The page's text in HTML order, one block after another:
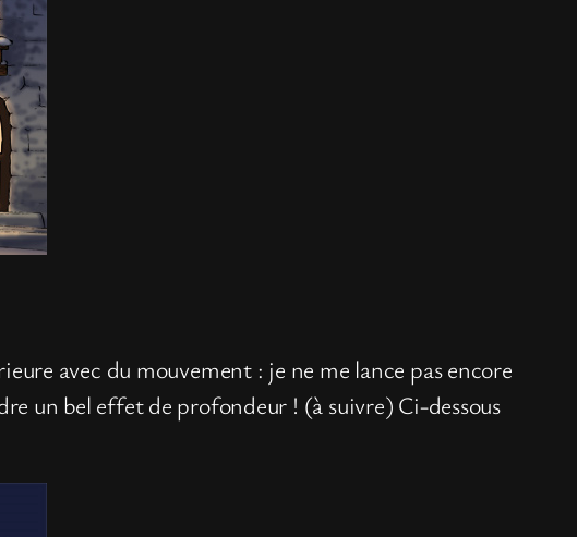
avec du mouvement : je ne me lance pas encore
un bel effet de profondeur ! (à suivre) Ci-dessous